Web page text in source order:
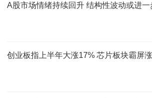
A股市场情绪持续回升 结构性波动或进一
创业板指上半年大涨17% 芯片板块霸屏